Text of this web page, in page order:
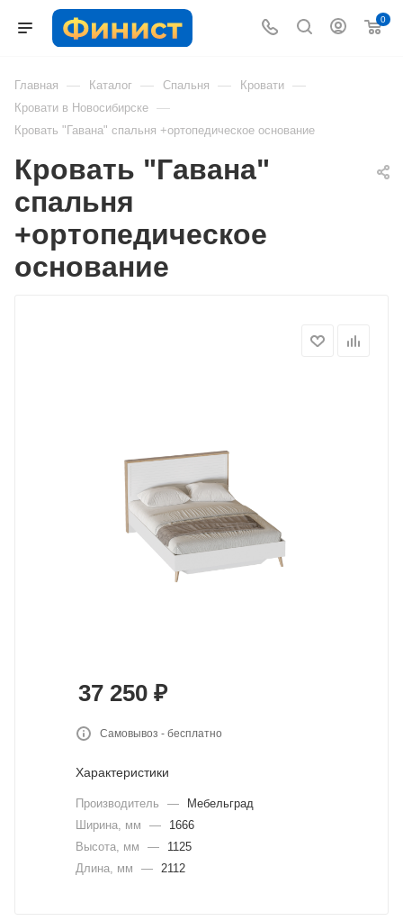
0
Главная — Каталог — Спальня — Кровати —
Кровати в Новосибирске —
Кровать "Гавана" спальня +ортопедическое основание
Кровать "Гавана"
спальня
+ортопедическое
основание
37 250 ₽
Самовывоз - бесплатно
Характеристики
Производитель —
Мебельград
Ширина, мм
—
1666
Высота, мм
—
1125
Длина, мм
— 2112